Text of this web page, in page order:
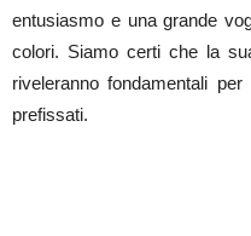
entusiasmo e una grande
colori. Siamo certi che la
riveleranno fondamentali
prefissati.